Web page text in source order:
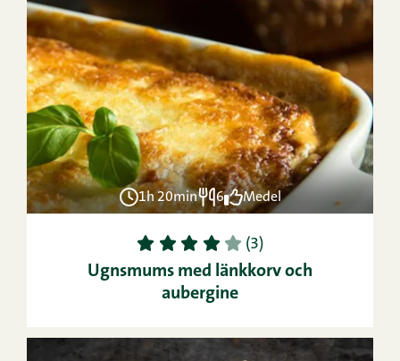
1h 20min 6 Medel
1 2 3 4 5 (3)
Ugnsmums med länkkorv och
aubergine